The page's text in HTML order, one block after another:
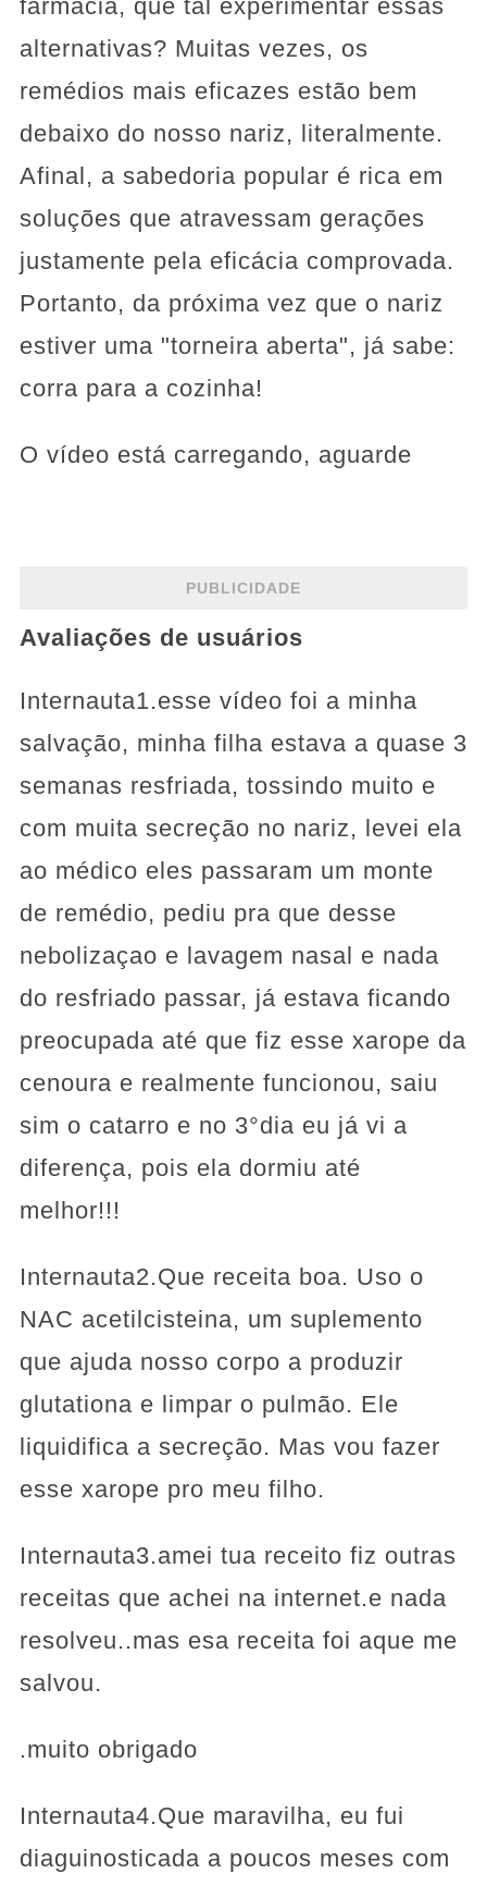
farmácia, que tal experimentar essas
alternativas? Muitas vezes, os
remédios mais eficazes estão bem
debaixo do nosso nariz, literalmente.
Afinal, a sabedoria popular é rica em
soluções que atravessam gerações
justamente pela eficácia comprovada.
Portanto, da próxima vez que o nariz
estiver uma "torneira aberta", já sabe:
corra para a cozinha!
O vídeo está carregando, aguarde
PUBLICIDADE
Avaliações de usuários
Internauta1.esse vídeo foi a minha
salvação, minha filha estava a quase 3
semanas resfriada, tossindo muito e
com muita secreção no nariz, levei ela
ao médico eles passaram um monte
de remédio, pediu pra que desse
nebolizaçao e lavagem nasal e nada
do resfriado passar, já estava ficando
preocupada até que fiz esse xarope da
cenoura e realmente funcionou, saiu
sim o catarro e no 3°dia eu já vi a
diferença, pois ela dormiu até
melhor!!!
Internauta2.Que receita boa. Uso o
NAC acetilcisteina, um suplemento
que ajuda nosso corpo a produzir
glutationa e limpar o pulmão. Ele
liquidifica a secreção. Mas vou fazer
esse xarope pro meu filho.
Internauta3.amei tua receito fiz outras
receitas que achei na internet.e nada
resolveu..mas esa receita foi aque me
salvou.
.muito obrigado
Internauta4.Que maravilha, eu fui
diaguinosticada a poucos meses com